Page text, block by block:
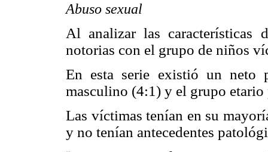
Abuso sexual
Al analizar las características
notorias con el grupo de niños
En esta serie existió un neto
masculino (4:1) y el grupo etario
Las víctimas tenían en su
y no tenían antecedentes